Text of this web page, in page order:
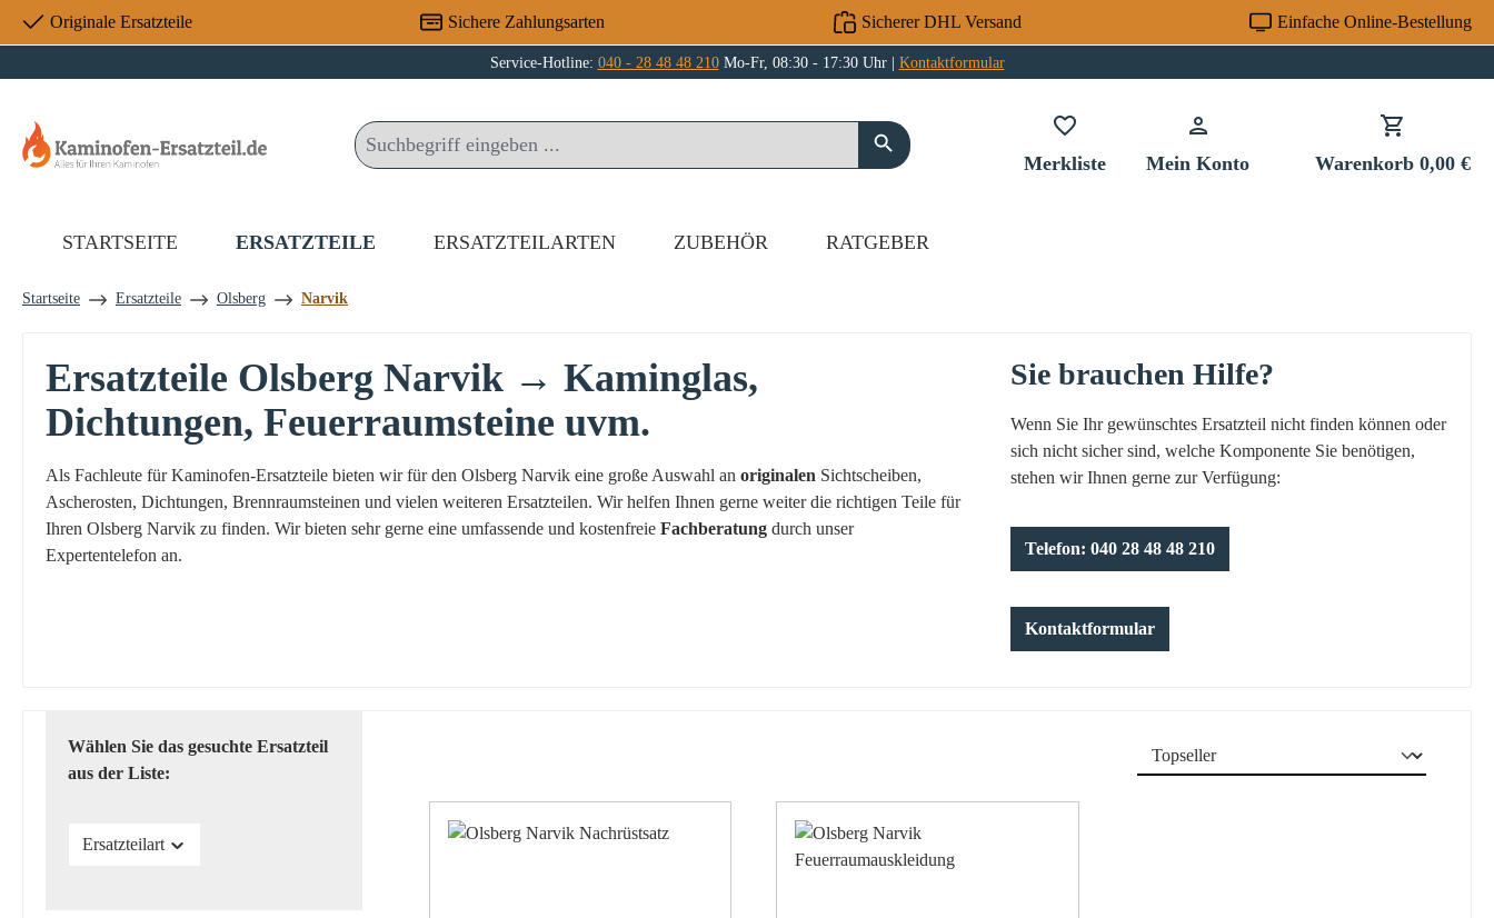
Hauptinhalt springen
Zur Suche springen
Zur Hauptnavigation springen
Originale Ersatzteile Sichere Zahlungsarten Sicherer DHL Versand Einfache Online-Bestellung
Service-Hotline: 040 - 28 48 48 210Mo-Fr, 08:30 - 17:30 Uhr | Kontaktformular
MerklisteDu hast 0 Produkte auf dem Merkzettel
Mein Konto Warenkorb 0,00 €
STARTSEITE ERSATZTEILE ERSATZTEILARTEN ZUBEHÖR RATGEBER
Startseite Ersatzteile Olsberg Narvik
Ersatzteile Olsberg Narvik → Kaminglas,
Dichtungen, Feuerraumsteine uvm.
Als Fachleute für Kaminofen-Ersatzteile bieten wir für den Olsberg Narvik eine große Auswahl an originalen Sichtscheiben,
Ascherosten, Dichtungen, Brennraumsteinen und vielen weiteren Ersatzteilen. Wir helfen Ihnen gerne weiter die richtigen Teile für
Ihren Olsberg Narvik zu finden. Wir bieten sehr gerne eine umfassende und kostenfreie Fachberatung durch unser
Expertentelefon an.
Sie brauchen Hilfe?
Wenn Sie Ihr gewünschtes Ersatzteil nicht finden können oder
sich nicht sicher sind, welche Komponente Sie benötigen,
stehen wir Ihnen gerne zur Verfügung:
Telefon: 040 28 48 48 210
Kontaktformular
Wählen Sie das gesuchte Ersatzteil
aus der Liste:
Ersatzteilart